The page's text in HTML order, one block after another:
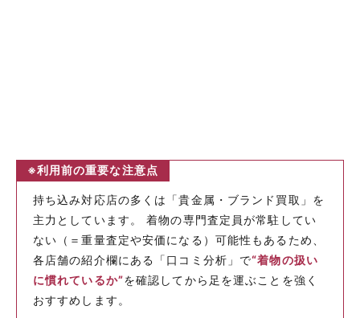
※利用前の重要な注意点
持ち込み対応店の多くは「貴金属・ブランド買取」を
主力としています。 着物の専門査定員が常駐してい
ない（＝重量査定や安価になる）可能性もあるため、
各店舗の紹介欄にある「口コミ分析」で“着物の扱い
に慣れているか”を確認してから足を運ぶことを強く
おすすめします。